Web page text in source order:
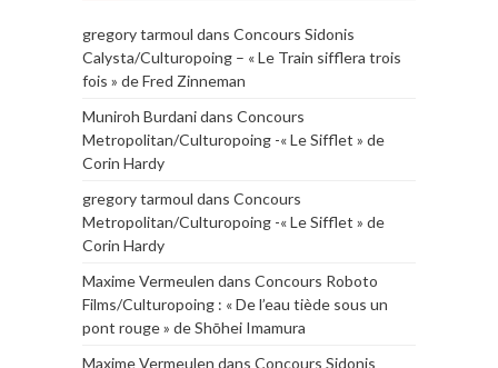
gregory tarmoul dans Concours Sidonis
Calysta/Culturopoing – « Le Train sifflera trois
fois » de Fred Zinneman
Muniroh Burdanidans Concours
Metropolitan/Culturopoing -« Le Sifflet » de
Corin Hardy
gregory tarmoul dans Concours
Metropolitan/Culturopoing -« Le Sifflet » de
Corin Hardy
Maxime Vermeulen dans Concours Roboto
Films/Culturopoing : « De l’eau tiède sous un
pont rouge » de Shōhei Imamura
Maxime Vermeulen dans Concours Sidonis